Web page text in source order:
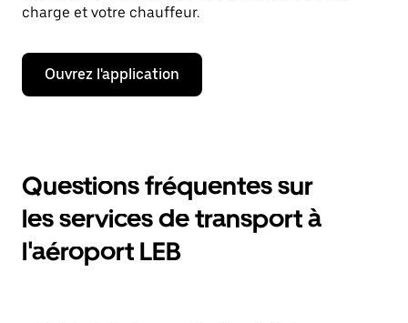
charge et votre chauffeur.
Ouvrez l'application
Questions fréquentes sur
les services de transport à
l'aéroport LEB